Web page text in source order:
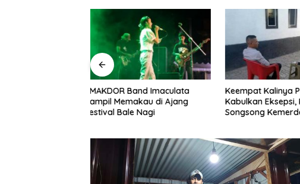
Keempat Kalinya PN Lembata
Kabulkan Eksepsi, Kado
Songsong Kemerdekaan Bagi
Lepas Persebata
Soeratin Cup,
Harapan dan